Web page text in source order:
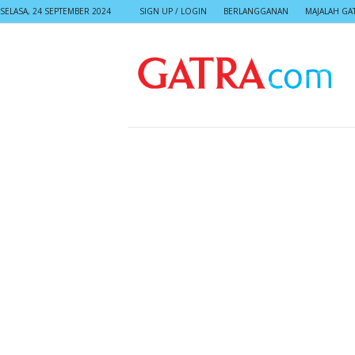
SELASA, 24 SEPTEMBER 2024 SIGN UP / LOGIN BERLANGGANAN MAJALAH